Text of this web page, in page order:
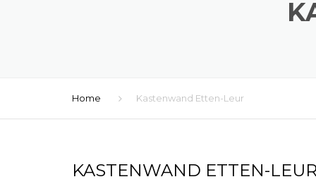
Home Kastenwand Etten-Leur
KASTENWAND ETTEN-LEUR